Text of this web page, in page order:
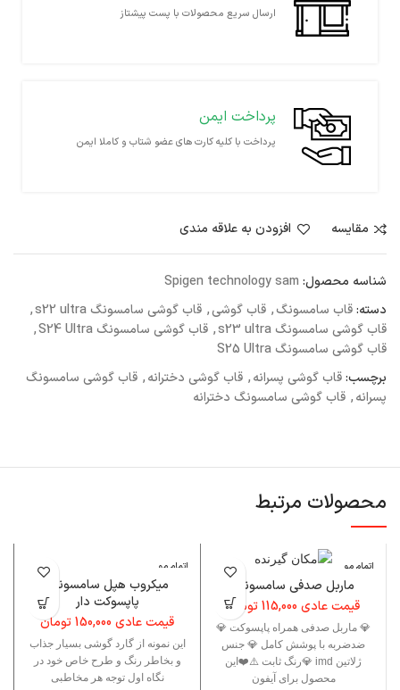
ارسال سریع محصولات با پست پیشتاز
پرداخت ایمن
پرداخت با کلیه کارت های عضو شتاب و کاملا ایمن
مقايسه افزودن به علاقه مندی
شناسه محصول: Spigen technology sam
دسته:قاب سامسونگ, قاب گوشی, قاب گوشی سامسونگ s22 ultra
,
قاب گوشی سامسونگ s23 ultra
, قاب گوشی سامسونگ S24 Ultra
,
قاب گوشی سامسونگ S25 Ultra
برچسب:قاب گوشی پسرانه, قاب گوشی دخترانه, قاب گوشی سامسونگ
پسرانه, قاب گوشی سامسونگ دخترانه
محصولات مرتبط
اتمام مو
ماربل صدفی سامسونگ
قیمت عادی115,000تومان
💎 ماربل صدفی همراه پاپسوکت 💎
ضدضربه با پوشش کامل 💎 جنس
ژلاتین imd 💎رنگ ثابت ⚠️❤️این
محصول برای آیفون
اتمام مو
میکروب هپل سامسونگ
پاپسوکت دار
قیمت عادی150,000تومان
این نمونه از گارد گوشی بسیار جذاب
و بخاطر رنگ و طرح خاص خود در
نگاه اول توجه هر مخاطبی